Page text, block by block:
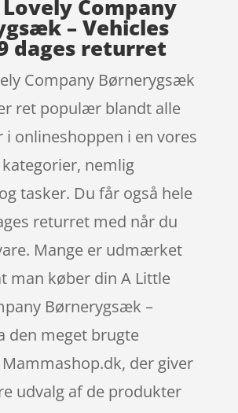
Company
– Vehicles
dages returret
Company Børnerygsæk
ret populær blandt alle
i onlineshoppen i en vores
nemlig
tasker. Du får også hele
returret med når du
Mange er udmærket
man køber din A Little
Børnerygsæk –
den meget brugte
der giver
udvalg af de produkter